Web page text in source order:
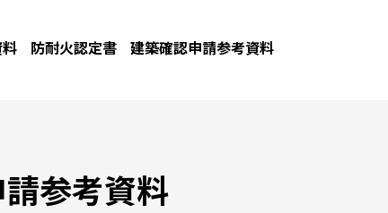
防耐火認定書 建築確認申請参考資料
参考資料